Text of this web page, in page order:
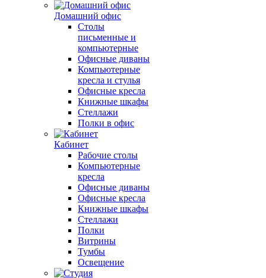
Домашний офис
Столы
письменные и
компьютерные
Офисные диваны
Компьютерные
кресла и стулья
Офисные кресла
Книжные шкафы
Стеллажи
Полки в офис
Кабинет
Рабочие столы
Компьютерные
кресла
Офисные диваны
Офисные кресла
Книжные шкафы
Стеллажи
Полки
Витрины
Тумбы
Освещение